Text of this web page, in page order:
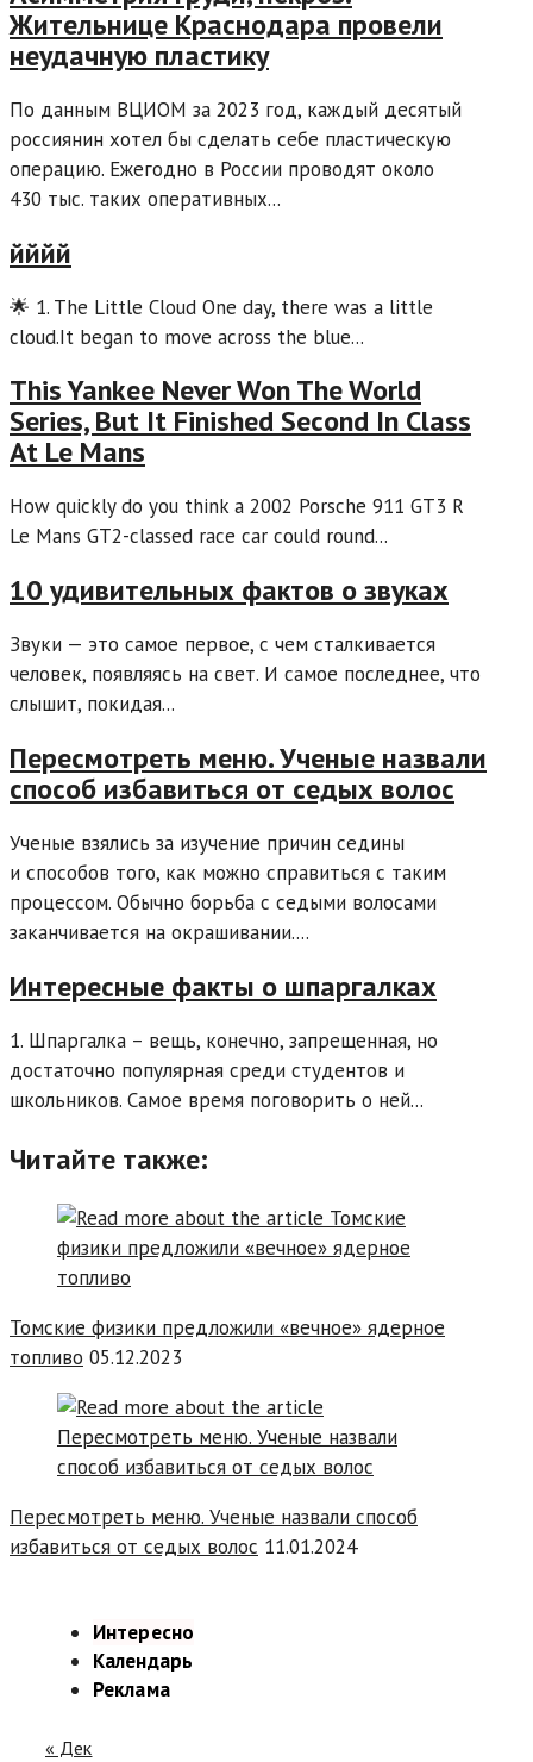
Жительнице Краснодара провели
неудачную пластику
По данным ВЦИОМ за 2023 год, каждый десятый
россиянин хотел бы сделать себе пластическую
операцию. Ежегодно в России проводят около
430 тыс. таких оперативных...
йййй
🌟 1. The Little Cloud One day, there was a little
cloud.It began to move across the blue...
This Yankee Never Won The World
Series, But It Finished Second In Class
At Le Mans
How quickly do you think a 2002 Porsche 911 GT3 R
Le Mans GT2-classed race car could round...
10 удивительных фактов о звуках
Звуки — это самое первое, с чем сталкивается
человек, появляясь на свет. И самое последнее, что
слышит, покидая...
Пересмотреть меню. Ученые назвали
способ избавиться от седых волос
Ученые взялись за изучение причин седины
и способов того, как можно справиться с таким
процессом. Обычно борьба с седыми волосами
заканчивается на окрашивании....
Интересные факты о шпаргалках
1. Шпаргалка – вещь, конечно, запрещенная, но
достаточно популярная среди студентов и
школьников. Самое время поговорить о ней...
Читайте также:
Томские физики предложили «вечное» ядерное
топливо 05.12.2023
Пересмотреть меню. Ученые назвали способ
избавиться от седых волос 11.01.2024
Интересно
Календарь
Реклама
« Дек